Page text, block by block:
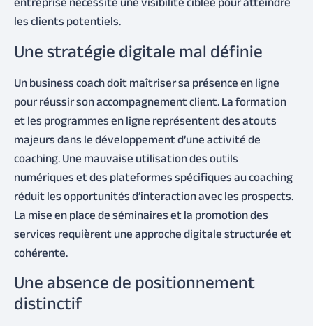
entreprise nécessite une visibilité ciblée pour atteindre
les clients potentiels.
Une stratégie digitale mal définie
Un business coach doit maîtriser sa présence en ligne
pour réussir son accompagnement client. La formation
et les programmes en ligne représentent des atouts
majeurs dans le développement d’une activité de
coaching. Une mauvaise utilisation des outils
numériques et des plateformes spécifiques au coaching
réduit les opportunités d’interaction avec les prospects.
La mise en place de séminaires et la promotion des
services requièrent une approche digitale structurée et
cohérente.
Une absence de positionnement
distinctif